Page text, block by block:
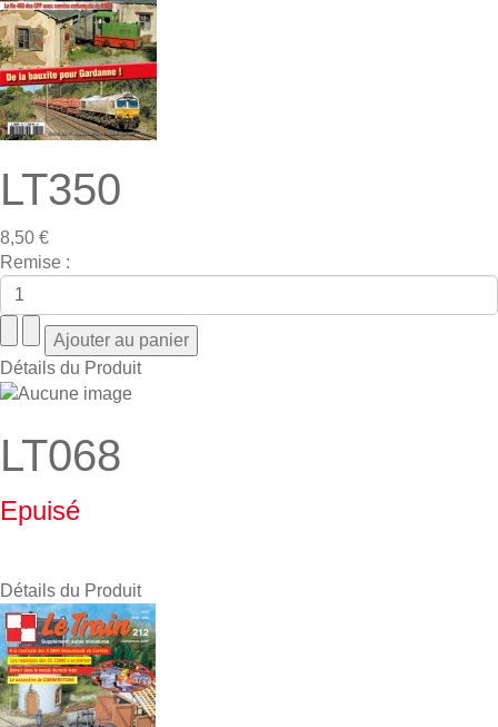
LT350
8,50 €
Remise :
Détails du Produit
LT068
Epuisé
Détails du Produit